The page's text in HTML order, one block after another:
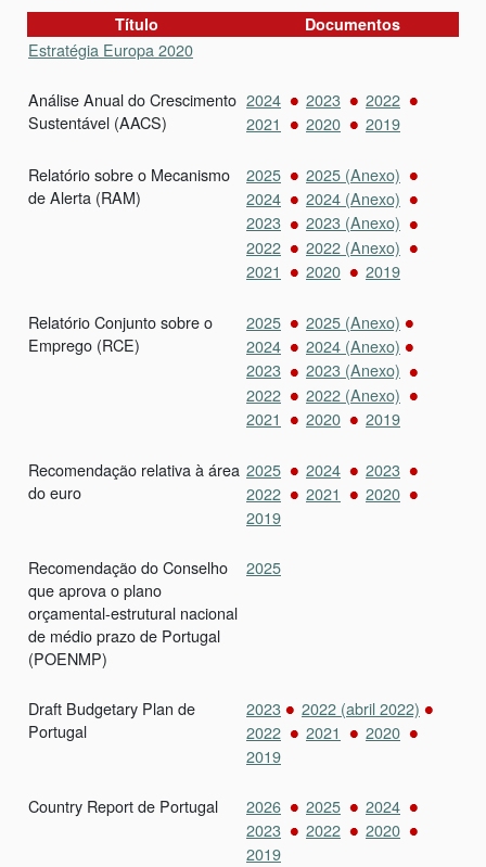
Título Documentos
Estratégia Europa 2020
Análise Anual do Crescimento
Sustentável (AACS)
2024 2023
2022
2021
2020 2019
Relatório sobre o Mecanismo
de Alerta (RAM)
2025
2025 (Anexo)
2024
2024 (Anexo)
2023
2023 (Anexo)
2022
2022 (Anexo)
2021
2020 2019
Relatório Conjunto sobre o
Emprego (RCE)
2025
2025 (Anexo)
2024
2024 (Anexo)
2023
2023 (Anexo)
2022
2022 (Anexo)
2021
2020 2019
Recomendação relativa à área
do euro
2025 2024
2023
2022
2021
2020
2019
Recomendação do Conselho
que aprova o plano
orçamental-estrutural nacional
de médio prazo de Portugal
(POENMP)
2025
Draft Budgetary Plan de
Portugal
2023
2022 (abril 2022)
2022
2021
2020
2019
Country Report de Portugal 2026 2025
2024
2023
2022
2020
2019